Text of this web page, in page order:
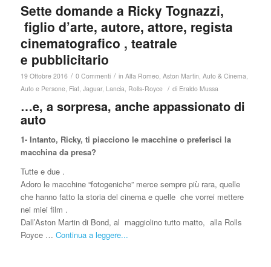
Sette domande a Ricky Tognazzi,
figlio d’arte, autore, attore, regista
cinematografico , teatrale
e pubblicitario
19 Ottobre 2016 / 0 Commenti / in Alfa Romeo, Aston Martin Auto & Cinema
Auto e Persone, Fiat, Jaguar, Lancia Rolls-Royce / di Eraldo Mussa
…e, a sorpresa, anche appassionato di
auto
1- Intanto, Ricky, ti piacciono le macchine o preferisci la
macchina da presa?
Tutte e due .
Adoro le macchine “fotogeniche” merce sempre più rara, quelle
che hanno fatto la storia del cinema e quelle che vorrei mettere
nei miei film .
Dall’Aston Martin di Bond, al maggiolino tutto matto, alla Rolls
Royce … Continua a leggere...